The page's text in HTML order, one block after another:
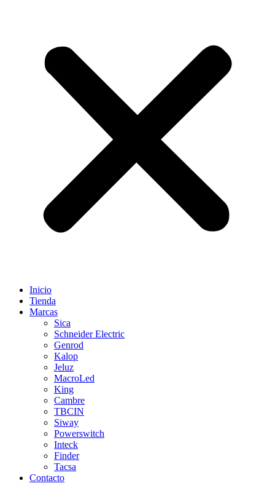
Inicio
Tienda
Marcas
Sica
Schneider Electric
Genrod
Kalop
Jeluz
MacroLed
King
Cambre
TBCIN
Siway
Powerswitch
Inteck
Finder
Tacsa
Contacto